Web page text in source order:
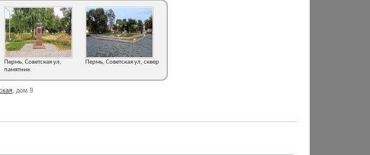
Пермь, Советская ул,
памятник
Пермь, Советская ул, сквер
, дом 9